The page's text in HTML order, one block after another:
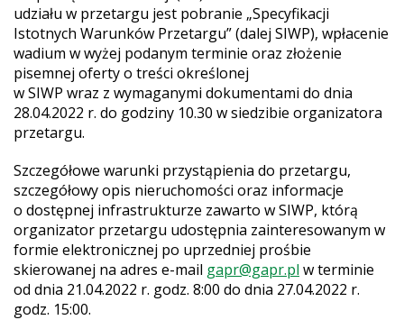
udziału w przetargu jest pobranie „Specyfikacji
Istotnych Warunków Przetargu” (dalej SIWP), wpłacenie
wadium w wyżej podanym terminie oraz złożenie
pisemnej oferty o treści określonej
w SIWP wraz z wymaganymi dokumentami do dnia
28.04.2022 r. do godziny 10.30 w siedzibie organizatora
przetargu.
Szczegółowe warunki przystąpienia do przetargu,
szczegółowy opis nieruchomości oraz informacje
o dostępnej infrastrukturze zawarto w SIWP, którą
organizator przetargu udostępnia zainteresowanym w
formie elektronicznej po uprzedniej prośbie
skierowanej na adres e-mail gapr@gapr.pl w terminie
od dnia 21.04.2022 r. godz. 8:00 do dnia 27.04.2022 r.
godz. 15:00.